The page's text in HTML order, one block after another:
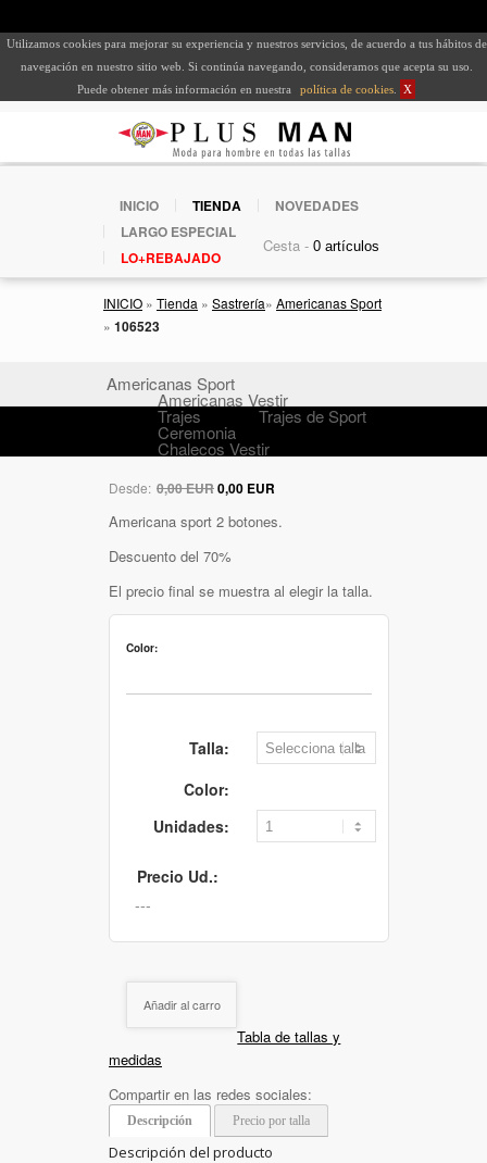
Utilizamos cookies para mejorar su experiencia y nuestros servicios, de acuerdo a tus hábitos de
navegación en nuestro sitio web. Si continúa navegando, consideramos que acepta su uso.
Puede obtener más información en nuestra
política de cookies X
INICIO TIENDA
NOVEDADES
LARGO ESPECIAL
LO+REBAJADO
Cesta -
INICIO » Tienda » Sastrería» Americanas Sport
» 106523
Americanas Sport
Americanas Vestir
Trajes Trajes de Sport
Ceremonia
Chalecos Vestir
Desde: 0,00 EUR0,00 EUR
Americana sport 2 botones.
Descuento del 70%
El precio final se muestra al elegir la talla.
Color:
Talla:
Color:
Unidades:
Precio Ud.:
Añadir al carro
Tabla de tallas y
medidas
Compartir en las redes sociales:
Descripción Precio por talla
Descripción del producto